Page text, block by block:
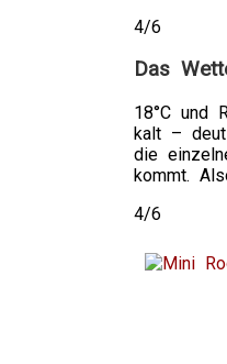
into
and
Koop
Abaglin
zonder
Recept,
Neurontin
Over
use,
4/6
Das
18°C und
kalt –
die
kommt.
4/6